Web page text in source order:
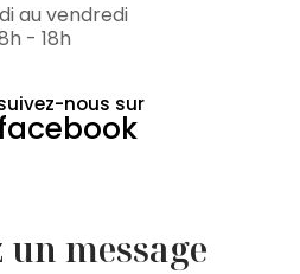
au vendredi
- 18h
nous sur
message